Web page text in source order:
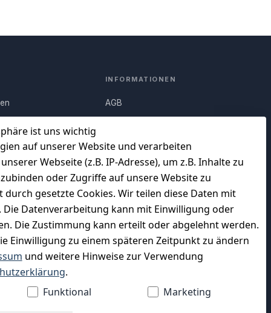
ist uns wichtig
auf unserer Website und verarbeiten
Webseite (z.B. IP-Adresse), um z.B. Inhalte zu
oder Zugriffe auf unsere Website zu
gesetzte Cookies. Wir teilen diese Daten mit
Datenverarbeitung kann mit Einwilligung oder
Die Zustimmung kann erteilt oder abgelehnt werden.
Einwilligung zu einem späteren Zeitpunkt zu ändern
und weitere Hinweise zur Verwendung
.
Funktional
Marketing
INFORMATIONEN
AGB
Datenschutz
Impressum
Charity & Wohltätigkeit
WIR VERSENDEN MIT